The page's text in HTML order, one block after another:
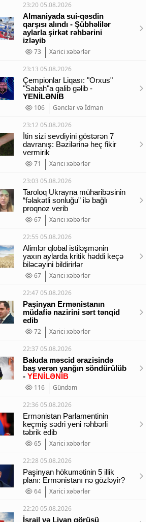
Такую зиму в России
никто не ждал: как
так?!
23:20 05.08.2026
Almaniyada sui-qəsdin
qarşısı alındı - Şübhəlilər
aylarla şirkət rəhbərini
izləyib
73
Xarici xəbərlər
23:13 05.08.2026
Çempionlar Liqası: "Orxus"
"Sabah"a qalib gəlib -
YENİLƏNİB
106
Gənclər və İdman
23:12 05.08.2026
İtin sizi sevdiyini göstərən 7
davranış: Bəzilərinə heç fikir
vermirik
71
Xarici xəbərlər
23:03 05.08.2026
Taroloq Ukrayna müharibəsinin
“fəlakətli sonluğu” ilə bağlı
proqnoz verib
67
Xarici xəbərlər
22:55 05.08.2026
Alimlər qlobal istiləşmənin
yaxın aylarda kritik həddi keçə
biləcəyini bildirirlər
67
Xarici xəbərlər
22:47 05.08.2026
Paşinyan Ermənistanın
müdafiə nazirini sərt tənqid
edib
72
Xarici xəbərlər
22:37 05.08.2026
Bakıda məscid ərazisində
baş verən yanğın söndürülüb
- YENİLƏNİB
116
Gündəm
22:36 05.08.2026
Ermənistan Parlamentinin
keçmiş sədri yeni rəhbərli
təbrik edib
65
Xarici xəbərlər
22:28 05.08.2026
Paşinyan hökumətinin 5 illik
planı: Ermənistanı nə gözləyir?
64
Xarici xəbərlər
22:20 05.08.2026
İsrail və Livan görüşü